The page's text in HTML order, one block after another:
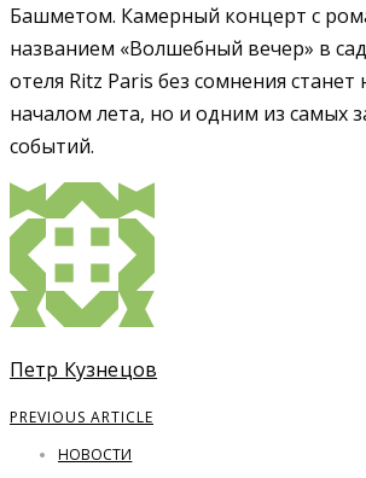
Башметом. Камерный концерт с
названием «Волшебный вечер» в
отеля Ritz Paris без сомнения
началом лета, но и одним из самых
событий.
Петр Кузнецов
PREVIOUS ARTICLE
НОВОСТИ